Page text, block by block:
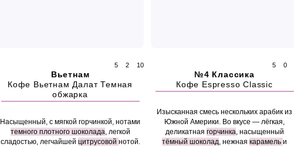
5 2 10
Вьетнам
Кофе Вьетнам Далат Темная
обжарка
Насыщенный, с мягкой горчинкой, нотами
темного плотного шоколада, легкой
сладостью, легчайшей цитрусовой нотой.
5 0
№4 Классика
Кофе Espresso Classic
Изысканная смесь нескольких арабик из
Южной Америки. Во вкусе — лёгкая,
деликатная горчинка, насыщенный
тёмный шоколад, нежная карамель и